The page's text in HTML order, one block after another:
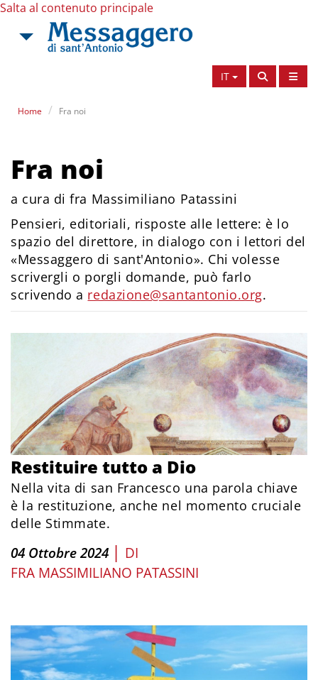
Salta al contenuto principale
IT
Home Fra noi
Fra noi
a cura di fra Massimiliano Patassini
Pensieri, editoriali, risposte alle lettere: è lo
spazio del direttore, in dialogo con i lettori del
«Messaggero di sant'Antonio». Chi volesse
scrivergli o porgli domande, può farlo
scrivendo a redazione@santantonio.org.
Restituire tutto a Dio
Nella vita di san Francesco una parola chiave
è la restituzione, anche nel momento cruciale
delle Stimmate.
04 Ottobre 2024 | DI
FRA MASSIMILIANO PATASSINI